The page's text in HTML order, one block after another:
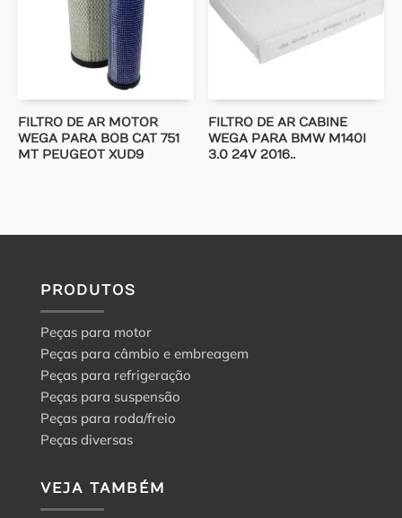
FILTRO DE AR MOTOR
WEGA PARA BOB CAT 751
MT PEUGEOT XUD9
FILTRO DE AR CABINE
WEGA PARA BMW M140I
3.0 24V 2016..
PRODUTOS
Peças para motor
Peças para câmbio e embreagem
Peças para refrigeração
Peças para suspensão
Peças para roda/freio
Peças diversas
VEJA TAMBÉM